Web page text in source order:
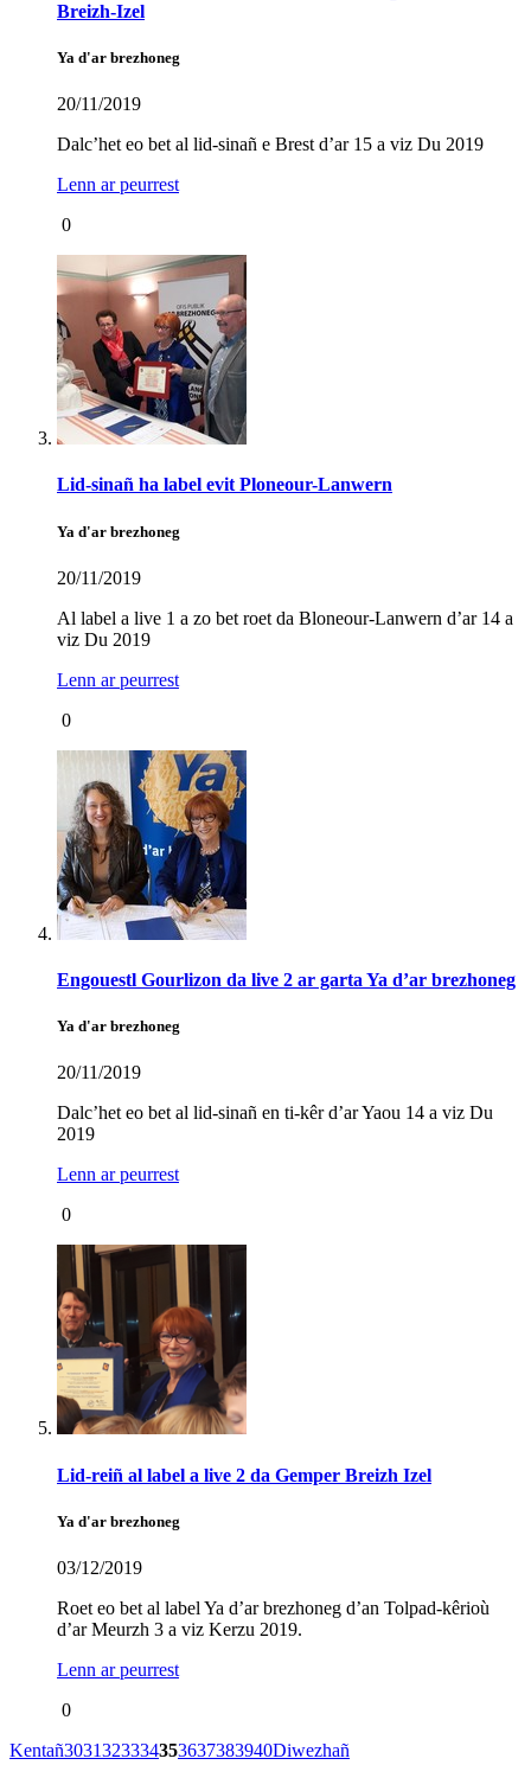
Breizh-Izel
Ya d'ar brezhoneg
20/11/2019
Dalc’het eo bet al lid-sinañ e Brest d’ar 15 a viz Du 2019
Lenn ar peurrest
0
Lid-sinañ ha label evit Ploneour-Lanwern
Ya d'ar brezhoneg
20/11/2019
Al label a live 1 a zo bet roet da Bloneour-Lanwern d’ar 14 a
viz Du 2019
Lenn ar peurrest
0
Engouestl Gourlizon da live 2 ar garta Ya d’ar brezhoneg
Ya d'ar brezhoneg
20/11/2019
Dalc’het eo bet al lid-sinañ en ti-kêr d’ar Yaou 14 a viz Du
2019
Lenn ar peurrest
0
Lid-reiñ al label a live 2 da Gemper Breizh Izel
Ya d'ar brezhoneg
03/12/2019
Roet eo bet al label Ya d’ar brezhoneg d’an Tolpad-kêrioù
d’ar Meurzh 3 a viz Kerzu 2019.
Lenn ar peurrest
0
Kentañ3031323334353637383940Diwezhañ